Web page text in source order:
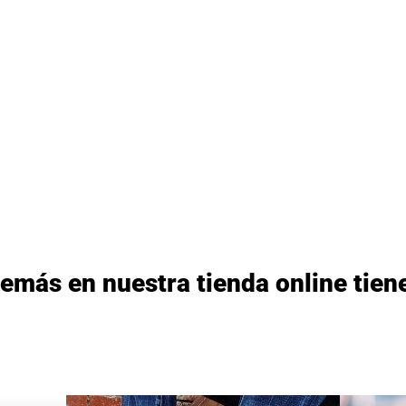
en nuestra tienda online